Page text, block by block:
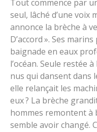
Tout commence par
seul, lâché d’une voix
annonce la brèche à
D’accord ». Ses
baignade en eaux
l’océan. Seule restée
nus qui dansent dans
elle relançait les
eux ? La brèche
hommes remontent à
semble avoir changé.